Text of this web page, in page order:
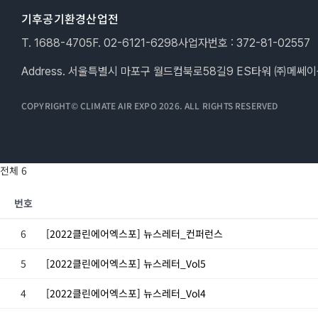
기후공기환경산업전
T. 1688-4705 F. 02-6121-6298사업자번호 : 372-81-02557
Address. 서울특별시 마포구 월드컵북로58길9 ES타워 ㈜메쎄이
COPYRIGHT© CLIMATE AIR EXPO 2026. ALL RIGHTS RESERVED
전체 6
번호
6 [2022클린에어엑스포] 뉴스레터_컨퍼런스
5 [2022클린에어엑스포] 뉴스레터_Vol5
4 [2022클린에어엑스포] 뉴스레터_Vol4